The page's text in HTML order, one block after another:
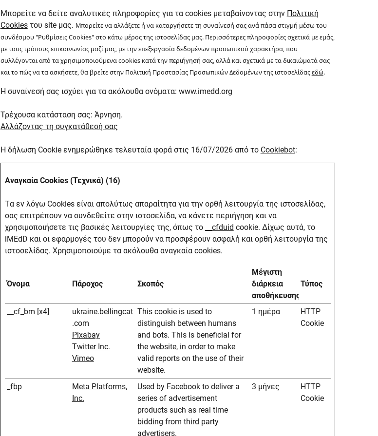
Μπορείτε να δείτε αναλυτικές πληροφορίες για τα cookies μεταβαίνοντας στην Πολιτική
Cookiesτου site μας. Μπορείτε να αλλάξετε ή να καταργήσετε τη συναίνεσή σας ανά πάσα στιγμή μέσω του
συνδέσμου "Ρυθμίσεις Cookies" στο κάτω μέρος της ιστοσελίδας μας. Περισσότερες πληροφορίες σχετικά με εμάς,
με τους τρόπους επικοινωνίας μαζί μας, με την επεξεργασία δεδομένων προσωπικού χαρακτήρα, που
συλλέγονται από τα χρησιμοποιούμενα cookies κατά την περιήγησή σας, αλλά και σχετικά με τα δικαιώματά σας
και το πώς να τα ασκήσετε, θα βρείτε στην Πολιτική Προστασίας Προσωπικών Δεδομένων της ιστοσελίδαςεδώ.
Η συναίνεσή σας ισχύει για τα ακόλουθα ονόματα: www.imedd.org
Τρέχουσα κατάσταση σας: Άρνηση.
Αλλάζοντας τη συγκατάθεσή σας
Η δήλωση Cookie ενημερώθηκε τελευταία φορά στις 16/07/2026 από το Cookiebot:
Αναγκαία Cookies (Τεχνικά) (16)
Tα εν λόγω Cookies είναι απολύτως απαραίτητα για την ορθή λειτουργία της ιστοσελίδας,
σας επιτρέπουν να συνδεθείτε στην ιστοσελίδα, να κάνετε περιήγηση και να
χρησιμοποιήσετε τις βασικές λειτουργίες της, όπως το
__cfduid cookie. Δίχως αυτά, το
iMEdD και οι εφαρμογές του δεν μπορούν να προσφέρουν ασφαλή και ορθή λειτουργία της
ιστοσελίδας. Χρησιμοποιούμε τα ακόλουθα αναγκαία cookies.
Όνομα Πάροχος Σκοπός
Μέγιστη
διάρκεια
αποθήκευσης
Τύπος
__cf_bm [x4]
ukraine.bellingcat
.com
Pixabay
Twitter Inc.
Vimeo
This cookie is used to
distinguish between humans
and bots. This is beneficial for
the website, in order to make
valid reports on the use of their
website.
1 ημέρα
HTTP
Cookie
_fbp
Meta Platforms,
Inc.
Used by Facebook to deliver a
series of advertisement
products such as real time
bidding from third party
advertisers.
3 μήνες
HTTP
Cookie